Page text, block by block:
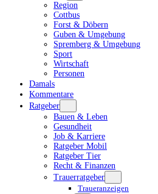
Region
Cottbus
Forst & Döbern
Guben & Umgebung
Spremberg & Umgebung
Sport
Wirtschaft
Personen
Damals
Kommentare
Ratgeber
Bauen & Leben
Gesundheit
Job & Karriere
Ratgeber Mobil
Ratgeber Tier
Recht & Finanzen
Trauerratgeber
Traueranzeigen